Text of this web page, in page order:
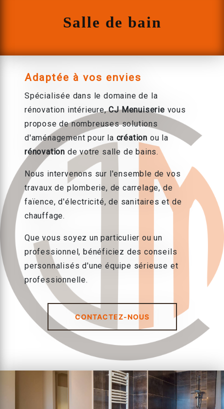
Salle de bain
Adaptée à vos envies
Spécialisée dans le domaine de la
rénovation intérieure,CJ Menuiserie vous
propose de nombreuses solutions
d'aménagement pour la création ou la
rénovation de votre salle de bains.
Nous intervenons sur l'ensemble de vos
travaux de plomberie, de carrelage, de
faïence, d'électricité, de sanitaires et de
chauffage.
Que vous soyez un particulier ou un
professionnel, bénéficiez des conseils
personnalisés d'une équipe sérieuse et
professionnelle.
CONTACTEZ-NOUS